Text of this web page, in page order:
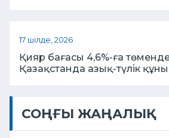
17 шілде, 2026
Қияр бағасы 4,6%-ға
Қазақстанда азық-түлік
СОҢҒЫ ЖАҢАЛЫҚ